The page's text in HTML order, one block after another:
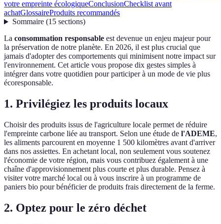
votre empreinte écologiqueConclusionChecklist avant
achatGlossaireProduits recommandés
Sommaire(15 sections)
La consommation responsable est devenue un enjeu majeur pour
la préservation de notre planète. En 2026, il est plus crucial que
jamais d'adopter des comportements qui minimisent notre impact sur
l'environnement. Cet article vous propose dix gestes simples à
intégrer dans votre quotidien pour participer à un mode de vie plus
écoresponsable.
1. Privilégiez les produits locaux
Choisir des produits issus de l'agriculture locale permet de réduire
l'empreinte carbone liée au transport. Selon une étude de l'ADEME,
les aliments parcourent en moyenne 1 500 kilomètres avant d'arriver
dans nos assiettes. En achetant local, non seulement vous soutenez
l'économie de votre région, mais vous contribuez également à une
chaîne d'approvisionnement plus courte et plus durable. Pensez à
visiter votre marché local ou à vous inscrire à un programme de
paniers bio pour bénéficier de produits frais directement de la ferme.
2. Optez pour le zéro déchet